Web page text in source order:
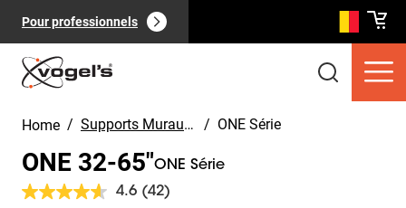
Pour professionnels
Home / Supports Muraux TV / ONE Série
ONE 32-65"ONE Série
4.6 Lire
(42)